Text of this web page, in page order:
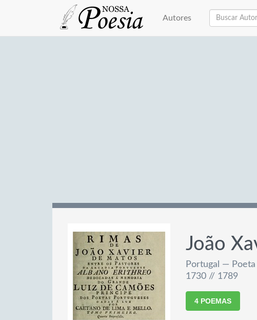
Autores
João
Portugal — Poeta
1730 // 1789
4 POEMAS